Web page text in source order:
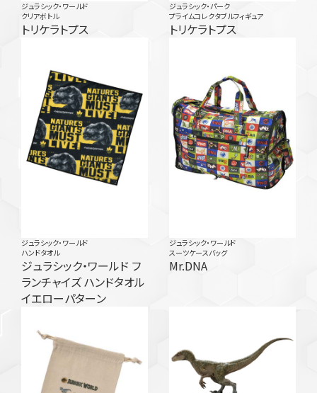
ジュラシック・ワールド
クリアボトル
トリケラトプス
ジュラシック・パーク
プライムコレクタブルフィギュア
トリケラトプス
ジュラシック・ワールド
ハンドタオル
ジュラシック・ワールド フ
ランチャイズ ハンドタオル
イエローパターン
ジュラシック・ワールド
スーツケースバッグ
Mr.DNA